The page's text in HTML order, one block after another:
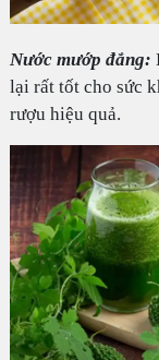
Nước mướp đắng:
lại rất tốt cho sức
rượu hiệu quả.